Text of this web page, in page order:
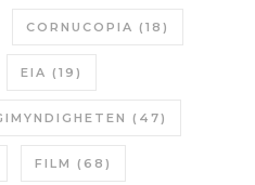
CORNUCOPIA (18)
EIA (19)
(47)
FILM (68)